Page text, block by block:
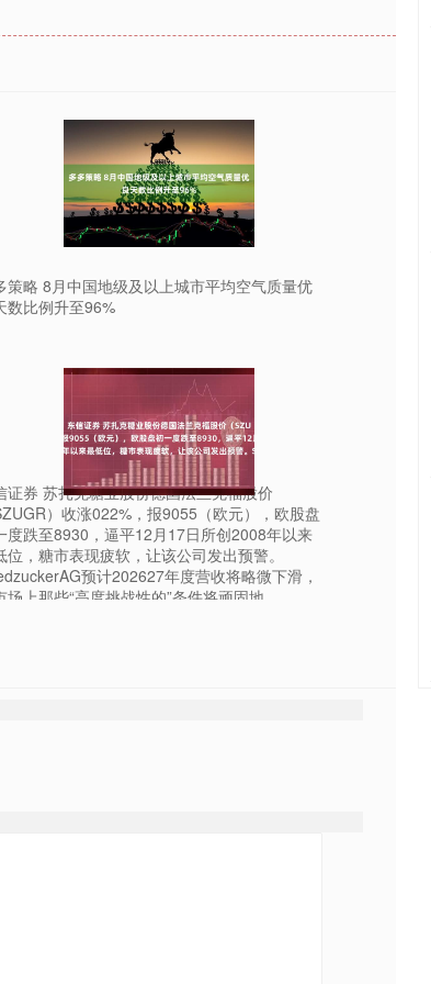
策略 8月中国地级及以上城市平均空气质量优
数比例升至96%
证券 苏扎克糖业股份德国法兰克福股价
）收涨022%，报9055（欧元），欧股盘
度跌至8930，逼平12月17日所创2008年以来
位，糖市表现疲软，让该公司发出预警。
预计202627年度营收将略微下滑，
场上那些“高度挑战性的”条件将顽固地